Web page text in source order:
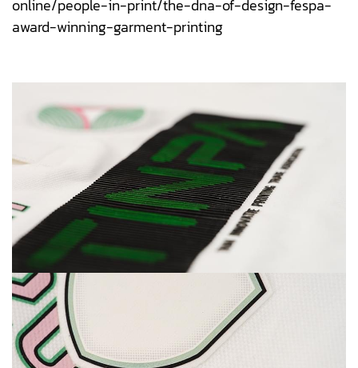
online/people-in-print/the-dna-of-design-fespa-
award-winning-garment-printing